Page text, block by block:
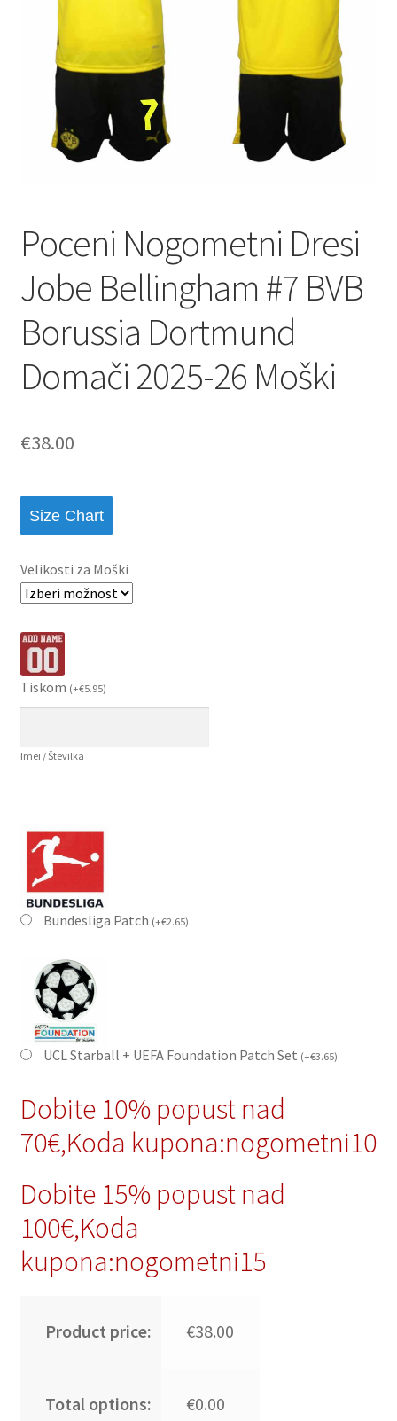
Poceni Nogometni Dresi
Jobe Bellingham #7 BVB
Borussia Dortmund
Domači 2025-26 Moški
€38.00
Size Chart
Velikosti za Moški
Tiskom (+€5.95)
Imei / Številka
Bundesliga Patch (+€2.65)
UCL Starball + UEFA Foundation Patch Set (+€3.65)
Dobite 10% popust nad
70€,Koda kupona:nogometni10
Dobite 15% popust nad
100€,Koda
kupona:nogometni15
Product price: €38.00
Total options: €0.00